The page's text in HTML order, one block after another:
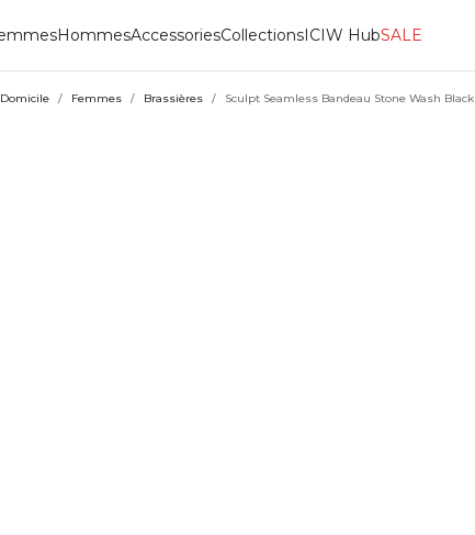
HommesAccessoriesCollectionsICIW HubSALE
Domicile / Femmes / Brassières / Sculpt Seamless Bandeau Stone Wash Black